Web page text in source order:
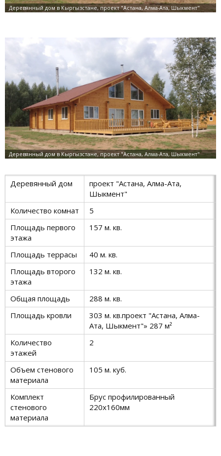
Деревянный дом
проект "Астана, Алма-Ата,
Шыкмент"
Количество комнат
5
Площадь первого
этажа
157 м. кв.
Площадь террасы
40 м. кв.
Площадь второго
этажа
132 м. кв.
Общая площадь
288 м. кв.
Площадь кровли
303 м. кв.проект "Астана, Алма-
Ата, Шыкмент"» 287 м²
Количество
этажей
2
Объем стенового
материала
105 м. куб.
Комплект
стенового
материала
Брус профилированный
220х160мм